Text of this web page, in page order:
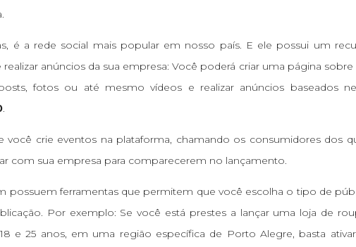
é a rede social mais popular em nosso país. E ele possui um
anúncios da sua empresa: Você poderá criar uma página sobre
fotos ou até mesmo vídeos e realizar anúncios baseados
.
crie eventos na plataforma, chamando os consumidores dos
com sua empresa para comparecerem no lançamento.
possuem ferramentas que permitem que você escolha o tipo de
Por exemplo: Se você está prestes a lançar uma loja de
e 25 anos, em uma região específica de Porto Alegre, basta